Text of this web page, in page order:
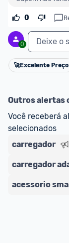
oferta do
ou
E lembre-se:
comunidade
nossos
0
0 Deixe o
🚀Excelente Preço
Outros alertas
Você receberá
selecionados
carregador
carregador
acessorio